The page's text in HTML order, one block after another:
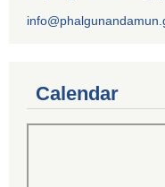
Calendar